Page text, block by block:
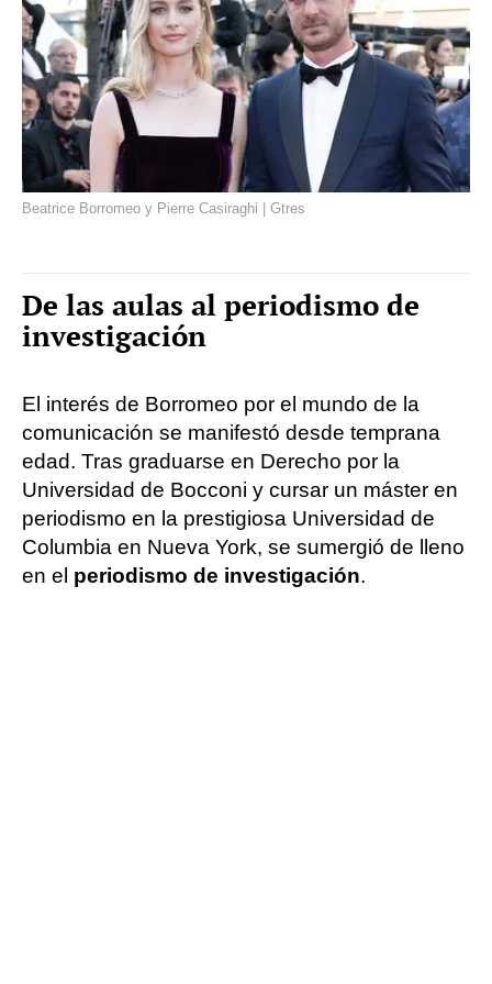
Beatrice Borromeo y Pierre Casiraghi | Gtres
De las aulas al periodismo de
investigación
El interés de Borromeo por el mundo de la
comunicación se manifestó desde temprana
edad. Tras graduarse en Derecho por la
Universidad de Bocconi y cursar un máster en
periodismo en la prestigiosa Universidad de
Columbia en Nueva York, se sumergió de lleno
en el periodismo de investigación.